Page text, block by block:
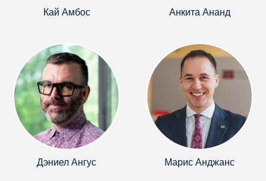
Кай Амбос Анкита Ананд
Дэниел Ангус Марис Анджанс